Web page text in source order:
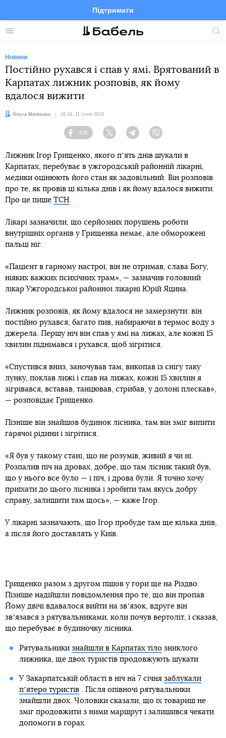
Меню
Підтримати
FacebookTelegramTwitter
Новини
Постійно рухався і спав у ямі. Врятований в
Карпатах лижник розповів, як йому
вдалося вижити
Автор:
Ольга Матвєєва Дата:
18:24, 11 січня 2019
Facebook
435
Twitter TelegramViber
Лижник Ігор Грищенко, якого пʼять днів шукали в
Карпатах, перебуває в ужгородській районній лікарні,
медики оцінюють його стан як задовільний. Він розповів
про те, як провів ці кілька днів і як йому вдалося вижити.
Про це пише ТСН.
Лікарі зазначили, що серйозних порушень роботи
внутрішніх органів у Грищенка немає, але обморожені
пальці ніг.
«Пацієнт в гарному настрої, він не отримав, слава Богу,
ніяких важких психічних трам», — зазначив головний
лікар Ужгородської районної лікарні Юрій Яцина.
Лижник розповів, як йому вдалося не замерзнути: він
постійно рухався, багато пив, набираючи в термос воду з
джерела. Першу ніч він спав у ямі на лижах, але кожні 15
хвилин піднімався і рухався, щоб зігрітися.
«Спустився вниз, заночував там, викопав із снігу таку
лунку, поклав лижі і спав на лижах, кожні 15 хвилин я
зігрівався, вставав, танцював, стрибав, у долоні плескав»,
— розповідає Грищенко.
Пізніше він знайшов будинок лісника, там він зміг випити
гарячої рідини і зігрітися.
«Я був у такому стані, що не розумів, живий я чи ні.
Розпалив піч на дровах, добре, що там лісник такий був,
що у нього все було — і піч, і дрова були. Я точно хочу
приїхати до цього лісника і зробити там якусь добру
справу, залишити там щось», — каже Ігор.
У лікарні зазначають, що Ігор пробуде там ще кілька днів,
а після його доставлять у Київ.
Грищенко разом з другом пішов у гори ще на Різдво.
Пізніше надійшли повідомлення про те, що він пропав.
Йому двічі вдавалося вийти на звʼязок, вдруге він
звʼязався з рятувальниками, коли почув вертоліт, і сказав,
що перебуває в будиночку лісника.
Рятувальники знайшли в Карпатах тілозниклого
лижника, ще двох туристів продовжують шукати
У Закарпатській області в ніч на 7 січня заблукали
пʼятеро туристів. Після опівночі рятувальники
знайшли двох. Чоловіки сказали, що їх товариш не
зміг продовжити з ними маршрут і залишився чекати
допомоги в горах.